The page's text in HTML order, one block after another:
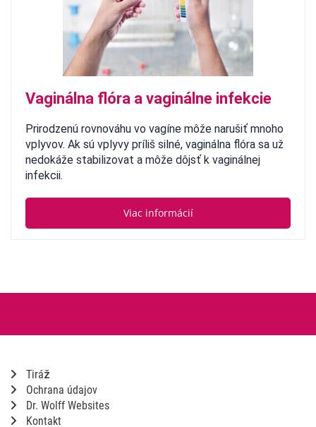
Vaginálna flóra a vaginálne infekcie
Prirodzenú rovnováhu vo vagíne môže narušiť mnoho
vplyvov. Ak sú vplyvy príliš silné, vaginálna flóra sa už
nedokáže stabilizovat a môže dôjsť k vaginálnej
infekcii.
Viac informácií
Tiráž
Ochrana údajov
Dr. Wolff Websites
Kontakt